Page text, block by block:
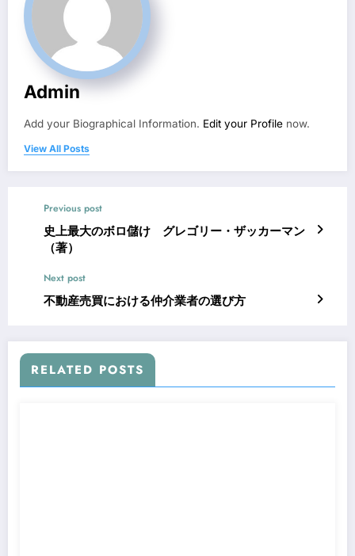
Admin
Add your Biographical Information. Edit your Profile now.
View All Posts
Previous post
史上最大のボロ儲け グレゴリー・ザッカーマン
（著）
Next post
不動産売買における仲介業者の選び方
RELATED POSTS